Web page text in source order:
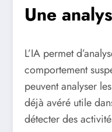
Une
L’IA permet
comportement
peuvent analyser
déjà avéré utile
détecter des